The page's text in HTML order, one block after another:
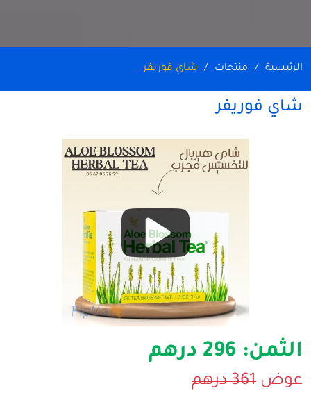
الرئيسية منتجات شاي فوريفر
شاي فوريفر
الثمن: 296 درهم
عوض 361 درهم